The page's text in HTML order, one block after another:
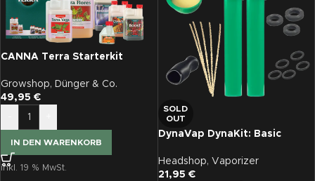
CANNA Terra Starterkit
Growshop, Dünger & Co.
49,95 €
IN DEN WARENKORB
inkl. 19 % MwSt.
SOLD
OUT
DynaVap DynaKit: Basic
Headshop, Vaporizer
21,95 €